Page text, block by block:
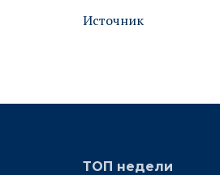
Источник
ТОП недели